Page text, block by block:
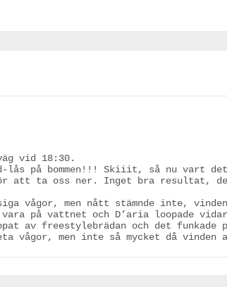
vid 18:30.
lås på bommen!!! Skiiit, så nu vart
för att ta oss ner. Inget bra resultat,
vågor, men nått stämnde inte,
på vattnet och D’aria loopade
av freestylebrädan och det
vågor, men inte så mycket då